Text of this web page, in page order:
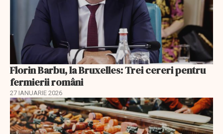
Florin Barbu, la Bruxelles: Trei cereri pentru
fermierii români
27 IANUARIE 2026